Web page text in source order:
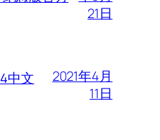
21日
中文
2021年4月
11日